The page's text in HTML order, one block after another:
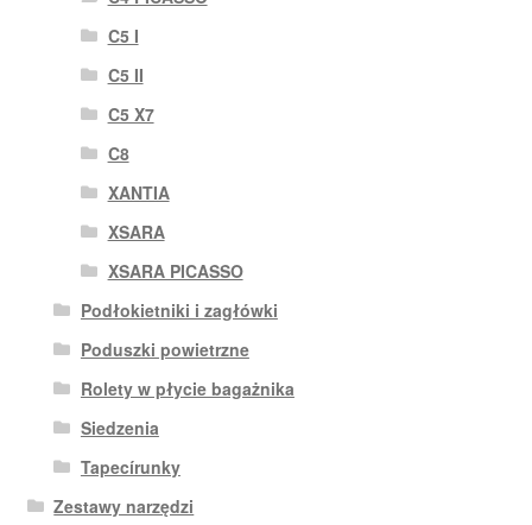
C5 I
C5 II
C5 X7
C8
XANTIA
XSARA
XSARA PICASSO
Podłokietniki i zagłówki
Poduszki powietrzne
Rolety w płycie bagażnika
Siedzenia
Tapecírunky
Zestawy narzędzi